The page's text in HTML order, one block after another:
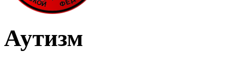
Аутизм